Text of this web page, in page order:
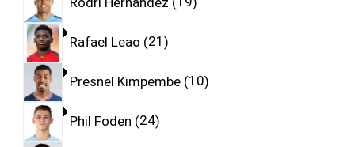
Rafael Leao 21
Presnel Kimpembe 10
Phil Foden 24